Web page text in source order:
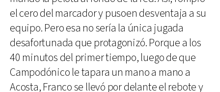
el cero del marcador y pusoen desventaja a su
equipo. Pero esa no sería la única jugada
desafortunada que protagonizó. Porque a los
40 minutos del primer tiempo, luego de que
Campodónico le tapara un mano a mano a
Acosta, Franco se llevó por delante el rebote y